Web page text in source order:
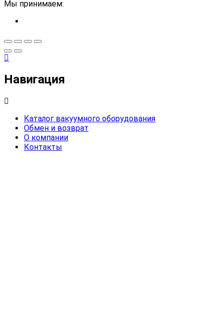
Мы принимаем:
Навигация
Каталог вакуумного оборудования
Обмен и возврат
О компании
Контакты